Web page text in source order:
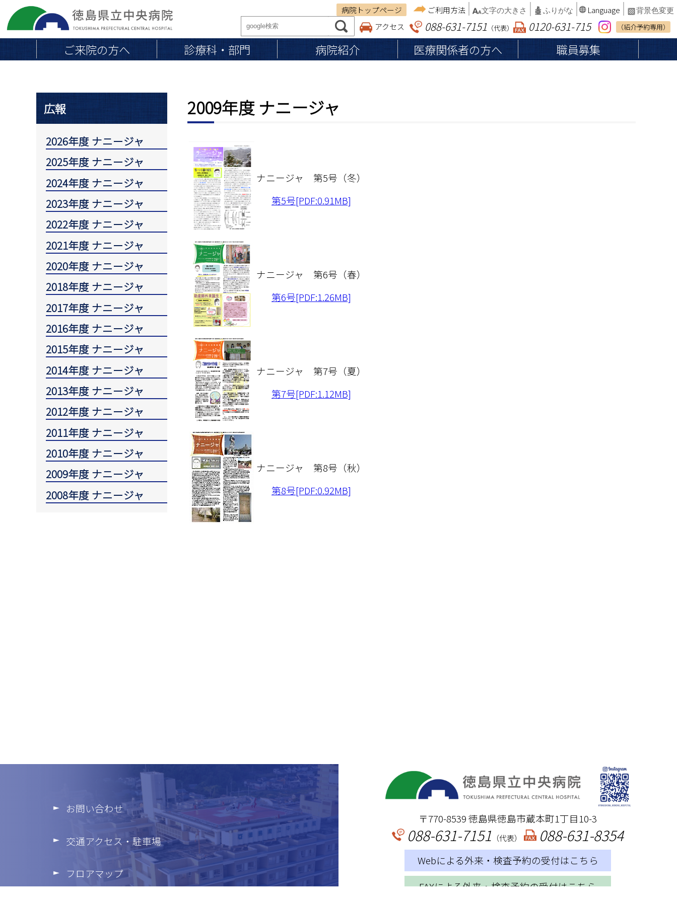
病院トップページ ご利用方法 文字の大きさ ふりがな Language 背景色変更
アクセス 088-631-7151 （代表） 0120-631-715 （紹介予約専用）
ご来院の方へ 診療科・部門 病院紹介 医療関係者の方へ 職員募集
初めて受診される方へ
通院中・再診の方へ
救急外来
専門外来
会計とお支払い
入院のご案内
入院費用・お支払い
入院中の生活
院長挨拶 基本理念
当院の概要・沿革
施設認定・施設基準
病院組織図
交通アクセス・駐車場
医療体制
取り組み
個人情報の保護
職員負担軽減のお願い
地域連携医の皆さまへ 医療従事者の皆さまへ
広報
2026年度 ナニージャ
2025年度 ナニージャ
2024年度 ナニージャ
2023年度 ナニージャ
2022年度 ナニージャ
2021年度 ナニージャ
2020年度 ナニージャ
2018年度 ナニージャ
2017年度 ナニージャ
2016年度 ナニージャ
2015年度 ナニージャ
2014年度 ナニージャ
2013年度 ナニージャ
2012年度 ナニージャ
2011年度 ナニージャ
2010年度 ナニージャ
2009年度 ナニージャ
2008年度 ナニージャ
2009年度 ナニージャ
ナニージャ 第5号（冬）
第5号[PDF:0.91MB]
ナニージャ 第6号（春）
第6号[PDF:1.26MB]
ナニージャ 第7号（夏）
第7号[PDF:1.12MB]
ナニージャ 第8号（秋）
第8号[PDF:0.92MB]
お問い合わせ
交通アクセス・駐車場
フロアマップ
〒770-8539 徳島県徳島市蔵本町1丁目10-3
088-631-7151 （代表） 088-631-8354
Webによる外来・検査予約の受付はこちら
FAXによる外来・検査予約の受付はこちら